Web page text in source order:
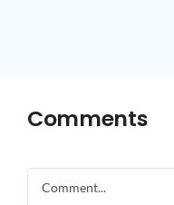
Comments
Comment